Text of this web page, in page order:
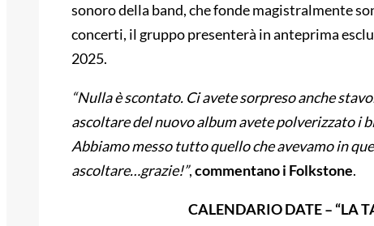
sonoro della band, che fonde magistralmente
concerti, il gruppo presenterà in anteprima
2025.
“Nulla è scontato. Ci avete sorpreso anche
ascoltare del nuovo album avete polverizzato i
Abbiamo messo tutto quello che avevamo in
ascoltare…grazie!”,commentano i Folkstone.
CALENDARIO DATE – “LA